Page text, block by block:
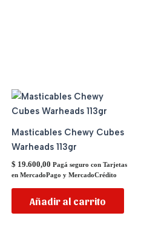
Masticables Chewy Cubes
Warheads 113gr
$ 19.600,00 Pagá seguro con Tarjetas
en MercadoPago y MercadoCrédito
Añadir al carrito